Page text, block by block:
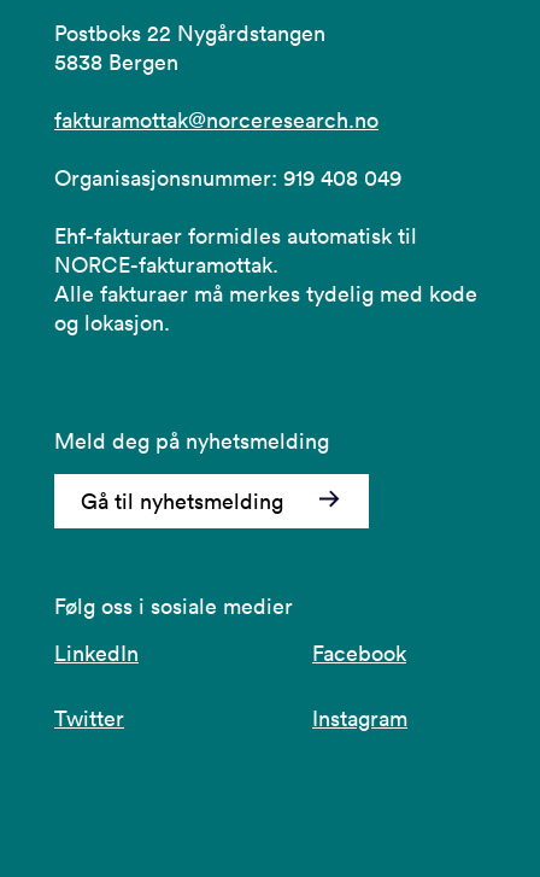
Postboks 22 Nygårdstangen
5838 Bergen
fakturamottak@norceresearch.no
Organisasjonsnummer: 919 408 049
Ehf-fakturaer formidles automatisk til
NORCE-fakturamottak.
Alle fakturaer må merkes tydelig med kode
og lokasjon.
Meld deg på nyhetsmelding
Gå til nyhetsmelding
Følg oss i sosiale medier
LinkedIn
Facebook
Twitter Instagram